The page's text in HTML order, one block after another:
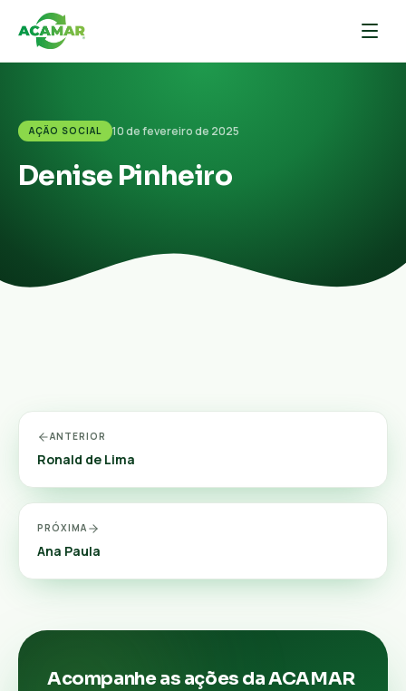
AÇÃO SOCIAL 10 de fevereiro de 2025
Denise Pinheiro
ANTERIOR
Ronald de Lima
PRÓXIMA
Ana Paula
Acompanhe as ações da ACAMAR